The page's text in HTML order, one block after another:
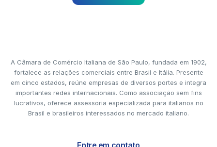
A Câmara de Comércio Italiana de São Paulo, fundada em 1902,
fortalece as relações comerciais entre Brasil e Itália. Presente
em cinco estados, reúne empresas de diversos portes e integra
importantes redes internacionais. Como associação sem fins
lucrativos, oferece assessoria especializada para italianos no
Brasil e brasileiros interessados no mercado italiano.
Entre em contato